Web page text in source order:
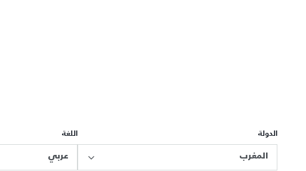
الدولة
المغرب
اللغة
عربي